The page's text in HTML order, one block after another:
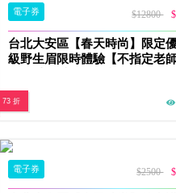
電子券 $12800
台北大安區【春天時尚】限定
級野生眉限時體驗【不指定老
73 折
電子券 $2500 $